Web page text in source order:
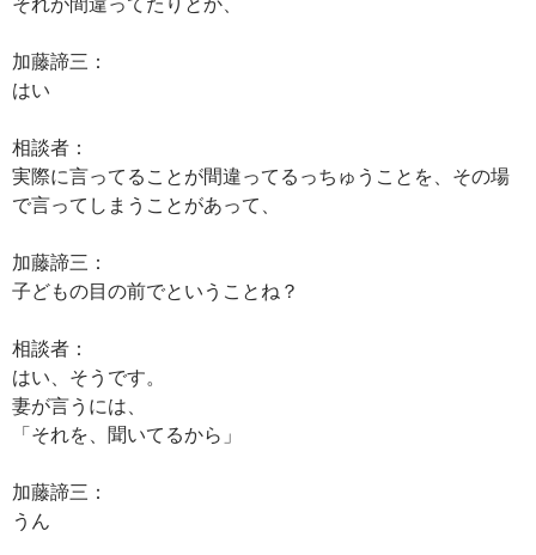
加藤諦三：
はい
相談者：
実際に言ってることが間違ってるっちゅうことを、その場
で言ってしまうことがあって、
加藤諦三：
子どもの目の前でということね？
相談者：
はい、そうです。
妻が言うには、
「それを、聞いてるから」
加藤諦三：
うん